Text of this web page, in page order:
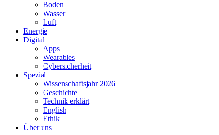
Boden
Wasser
Luft
Energie
Digital
Apps
Wearables
Cybersicherheit
Spezial
Wissenschaftsjahr 2026
Geschichte
Technik erklärt
English
Ethik
Über uns